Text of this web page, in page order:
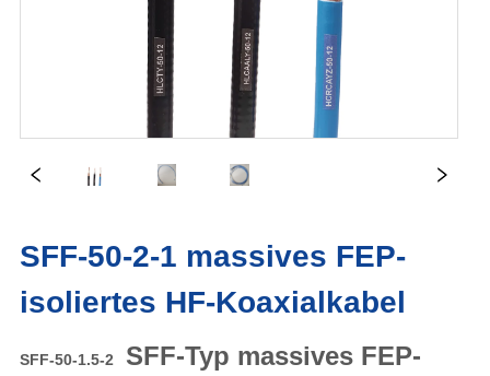
SFF-50-2-1 massives FEP-
isoliertes HF-Koaxialkabel